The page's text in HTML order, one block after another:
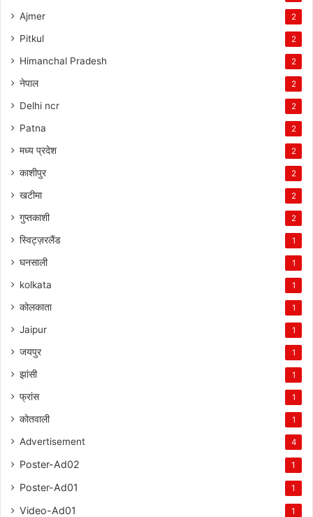
Ajmer 2
Pitkul 2
Himanchal Pradesh 2
नेपाल 2
Delhi ncr 2
Patna 2
मध्य प्रदेश 2
काशीपुर 2
खटीमा 2
गुप्तकाशी 2
स्विट्ज़रलैंड 1
घनसाली 1
kolkata 1
कोलकाता 1
Jaipur 1
जयपुर 1
झांसी 1
फ्रांस 1
कोतवाली 1
Advertisement 4
Poster-Ad02 1
Poster-Ad01 1
Video-Ad01 1